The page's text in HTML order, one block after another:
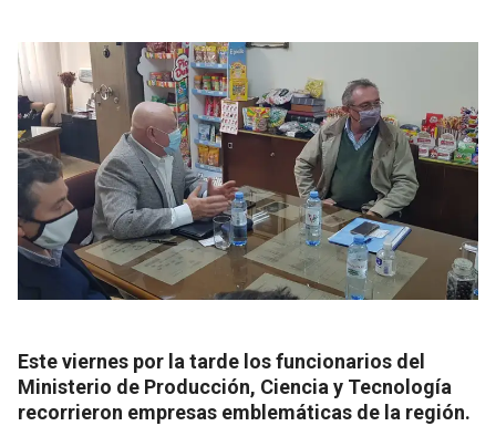
Este viernes por la tarde los funcionarios del
Ministerio de Producción, Ciencia y Tecnología
recorrieron empresas emblemáticas de la región.